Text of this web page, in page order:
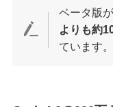
ベータ版
よりも約
ています。